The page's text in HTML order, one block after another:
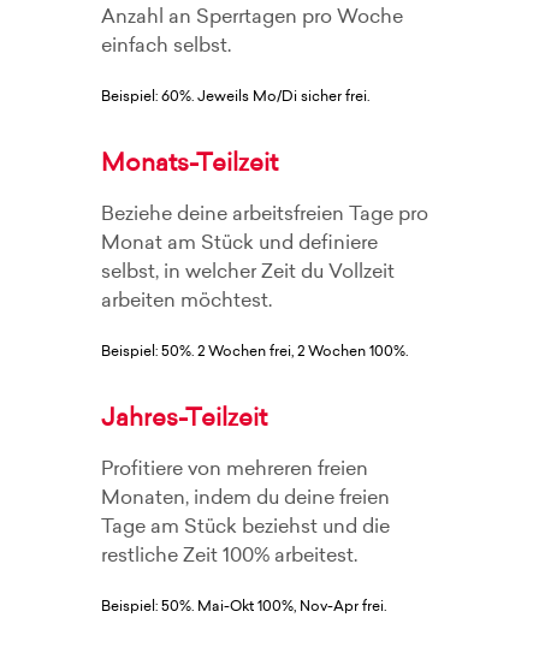
Anzahl an Sperrtagen pro Woche
einfach selbst.
Beispiel: 60%. Jeweils Mo/Di sicher frei.
Monats-Teilzeit
Beziehe deine arbeitsfreien Tage pro
Monat am Stück und definiere
selbst, in welcher Zeit du Vollzeit
arbeiten möchtest.
Beispiel: 50%. 2 Wochen frei, 2 Wochen 100%.
Jahres-Teilzeit
Profitiere von mehreren freien
Monaten, indem du deine freien
Tage am Stück beziehst und die
restliche Zeit 100% arbeitest.
Beispiel: 50%. Mai-Okt 100%, Nov-Apr frei.